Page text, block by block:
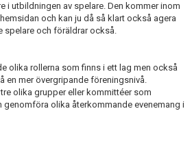
i utbildningen av spelare. Den kommer inom
och kan ju då så klart också agera
spelare och föräldrar också.
olika rollerna som finns i ett lag men också
en mer övergripande föreningsnivå.
olika grupper eller kommittéer som
genomföra olika återkommande evenemang i